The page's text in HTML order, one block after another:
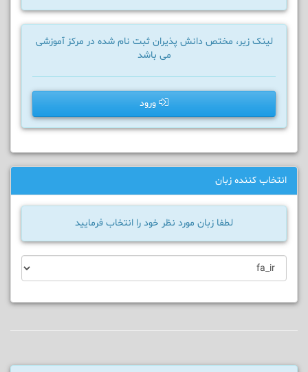
لینک زیر، مختص دانش پذیران ثبت نام شده در مرکز آموزشی
می باشد
ورود
انتخاب کننده زبان
لطفا زبان مورد نظر خود را انتخاب فرمایید